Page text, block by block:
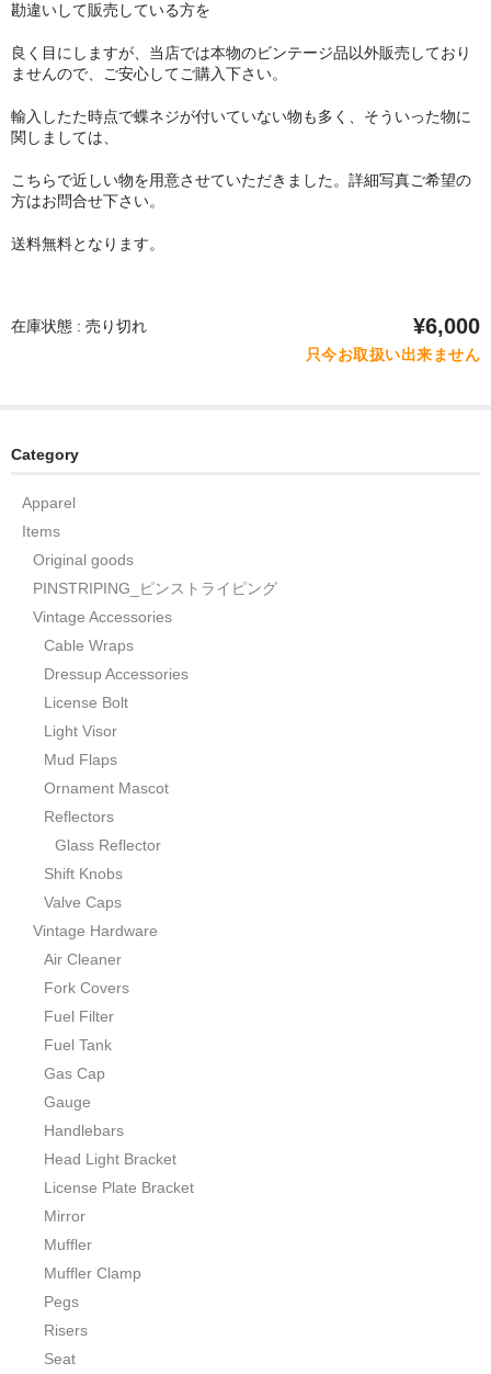
勘違いして販売している方を
良く目にしますが、当店では本物のビンテージ品以外販売しており
ませんので、ご安心してご購入下さい。
輸入したた時点で蝶ネジが付いていない物も多く、そういった物に
関しましては、
こちらで近しい物を用意させていただきました。詳細写真ご希望の
方はお問合せ下さい。
送料無料となります。
在庫状態 : 売り切れ ¥6,000
只今お取扱い出来ません
Category
Apparel
Items
Original goods
PINSTRIPING_ピンストライピング
Vintage Accessories
Cable Wraps
Dressup Accessories
License Bolt
Light Visor
Mud Flaps
Ornament Mascot
Reflectors
Glass Reflector
Shift Knobs
Valve Caps
Vintage Hardware
Air Cleaner
Fork Covers
Fuel Filter
Fuel Tank
Gas Cap
Gauge
Handlebars
Head Light Bracket
License Plate Bracket
Mirror
Muffler
Muffler Clamp
Pegs
Risers
Seat